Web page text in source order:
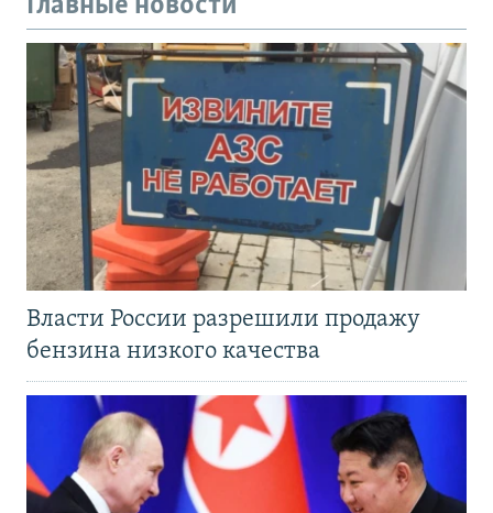
Власти России разрешили продажу
бензина низкого качества